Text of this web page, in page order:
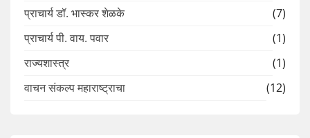
प्राचार्य डॉ. भास्कर शेळके
(7)
प्राचार्य पी. वाय. पवार
(1)
राज्यशास्त्र
(1)
वाचन संकल्प महाराष्ट्राचा
(12)